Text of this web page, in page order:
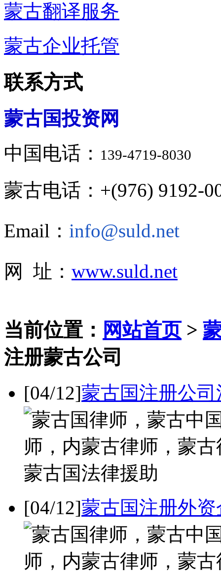
蒙古翻译服务
蒙古企业托管
联系方式
蒙古国投资网
中国电话： 139-4719-8030
蒙古电话：+(976) 9192-
Email： info@suld.net
网 址： www.suld.net
当前位置： 网站首页>
注册蒙古公司
[04/12]蒙古国注册公
[04/12]蒙古国注册外